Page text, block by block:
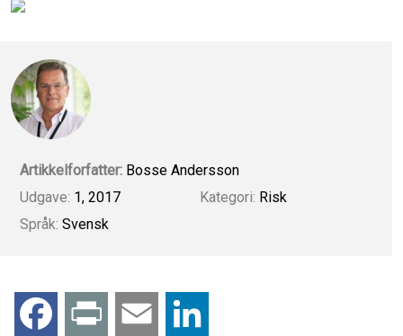
Artikkelforfatter: Bosse Andersson
Udgave: 1, 2017
Språk: Svensk
Kategori: Risk